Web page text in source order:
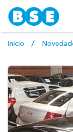
Inicio